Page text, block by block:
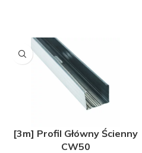
[3m] Profil Główny Ścienny
CW50